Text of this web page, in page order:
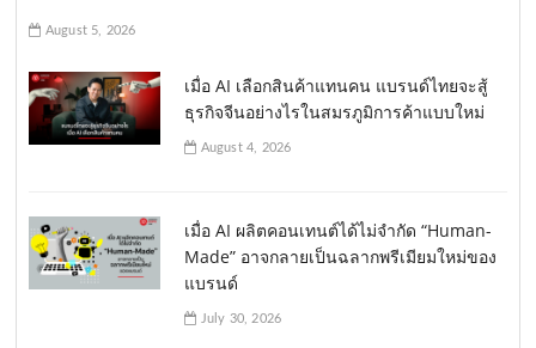
August 5, 2026
เมื่อ AI เลือกสินค้าแทนคน แบรนด์ไทยจะสู้
ธุรกิจจีนอย่างไรในสมรภูมิการค้าแบบใหม่
August 4, 2026
เมื่อ AI ผลิตคอนเทนต์ได้ไม่จำกัด “Human-
Made” อาจกลายเป็นฉลากพรีเมียมใหม่ของ
แบรนด์
July 30, 2026